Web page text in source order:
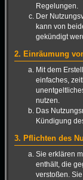
Regelungen.
Der
kann von
gekündigt
2. Einräumung
Mit dem
einfaches,
nutzen.
Das
Kündigung
3. Pflichten des
Sie erklären
enthält, die
verstoßen.